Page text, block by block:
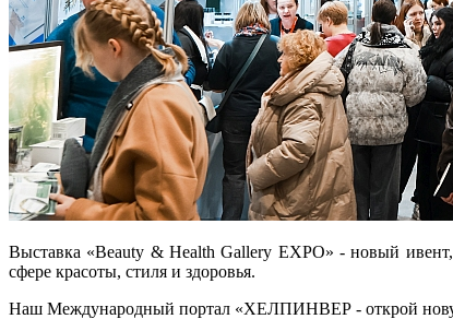
Выставка «Beauty & Health Gallery EXPO» - новый
сфере красоты, стиля и здоровья.
Наш Международный портал «ХЕЛПИНВЕР - открой